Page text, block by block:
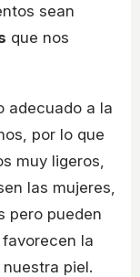
sean
que nos
adecuado a la
por lo que
muy ligeros,
las mujeres,
pero pueden
la
piel.